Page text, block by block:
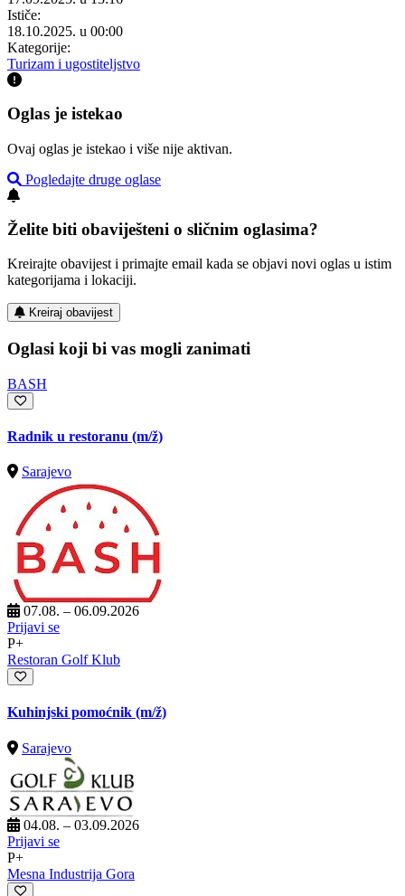
Ističe:
18.10.2025. u 00:00
Kategorije:
Turizam i ugostiteljstvo
Oglas je istekao
Ovaj oglas je istekao i više nije aktivan.
Pogledajte druge oglase
Želite biti obaviješteni o sličnim oglasima?
Kreirajte obavijest i primajte email kada se objavi novi oglas u istim
kategorijama i lokaciji.
Kreiraj obavijest
Oglasi koji bi vas mogli zanimati
BASH
Radnik u restoranu (m/ž)
Sarajevo
07.08. – 06.09.2026
Prijavi se
P+
Restoran Golf Klub
Kuhinjski pomoćnik (m/ž)
Sarajevo
04.08. – 03.09.2026
Prijavi se
P+
Mesna Industrija Gora